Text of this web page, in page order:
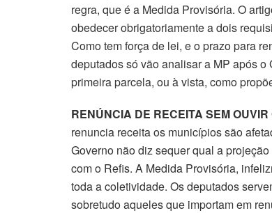
regra, que é a Medida Provisória. O
obedecer obrigatoriamente a dois
Como tem força de lei, e o prazo para
deputados só vão analisar a MP após
primeira parcela, ou à vista, como
RENÚNCIA DE RECEITA SEM
renuncia receita os municípios são
Governo não diz sequer qual a
com o Refis. A Medida Provisória,
toda a coletividade. Os deputados
sobretudo aqueles que importam em